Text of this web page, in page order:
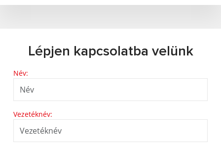
Lépjen kapcsolatba velünk
Név:
Vezetéknév: